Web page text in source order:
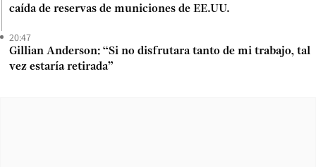
caída de reservas de municiones de EE.UU.
20:47
Gillian Anderson: “Si no disfrutara tanto de mi trabajo, tal
vez estaría retirada”